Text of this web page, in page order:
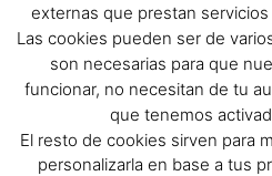
Menú
externas que prestan
Las cookies pueden ser de
son necesarias para que
funcionar, no necesitan de tu
que tenemos
El resto de cookies sirven para
personalizarla en base a tus